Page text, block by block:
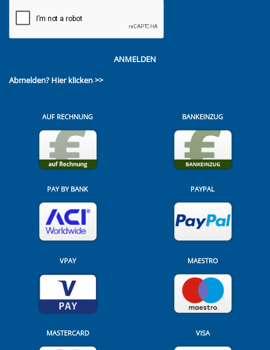
ANMELDEN
Abmelden? Hier klicken >>
AUF RECHNUNG BANKEINZUG
PAY BY BANK PAYPAL
VPAY MAESTRO
MASTERCARD VISA